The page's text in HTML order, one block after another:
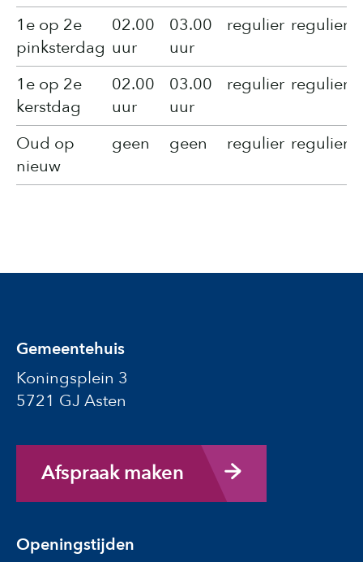
1e op 2e
pinksterdag
02.00
uur
03.00
uur
regulier regulier
1e op 2e
kerstdag
02.00
uur
03.00
uur
regulier regulier
Oud op
nieuw
geen geen regulier regulier
Gemeentehuis
Koningsplein 3
5721 GJ Asten
Afspraak maken
Openingstijden